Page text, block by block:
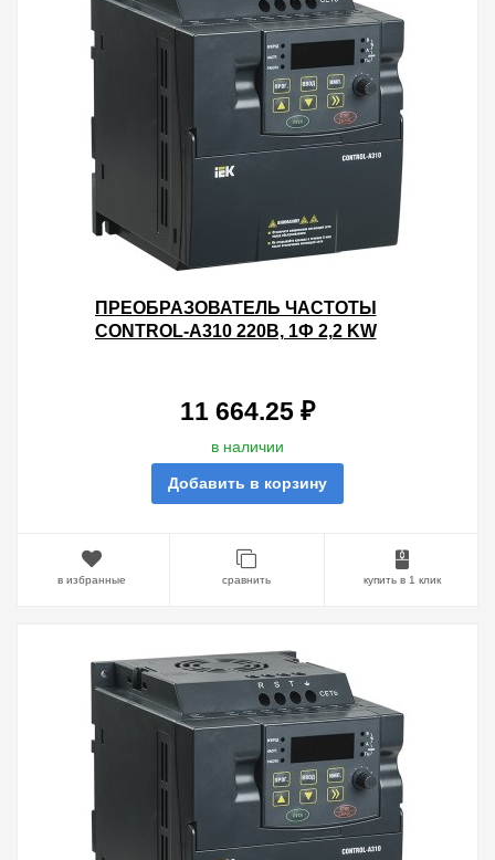
ПРЕОБРАЗОВАТЕЛЬ ЧАСТОТЫ
CONTROL-A310 220В, 1Ф 2,2 KW
11 664.25 ₽
в наличии
Добавить в корзину
в избранные сравнить купить в 1 клик